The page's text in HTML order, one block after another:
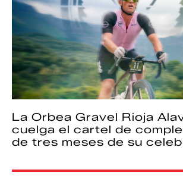
La Orbea Gravel Rioja
cuelga el cartel de
de tres meses de su